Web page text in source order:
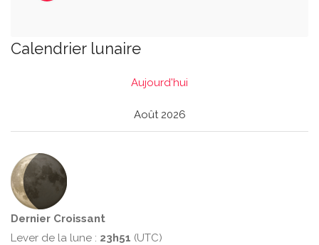
Calendrier lunaire
Aujourd'hui
Août 2026
Dernier Croissant
Lever de la lune : 23h51 (UTC)